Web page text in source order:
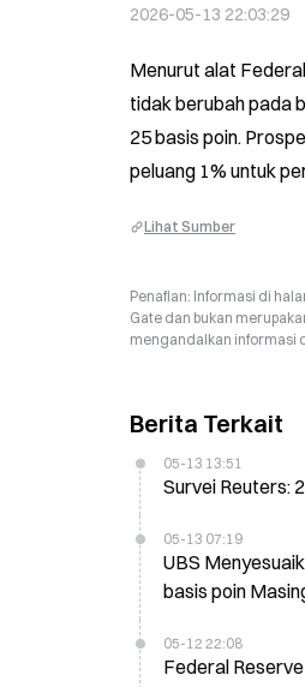
2026-05-13 22:03:29
Menurut alat
tidak berubah pada
25 basis poin.
peluang 1% untuk
Lihat Sumber
Penafian: Informasi di
Gate dan bukan
mengandalkan informasi
Berita Terkait
05-13 13:51
Survei Reuters:
05-13 07:19
UBS
basis poin
05-12 22:08
Federal